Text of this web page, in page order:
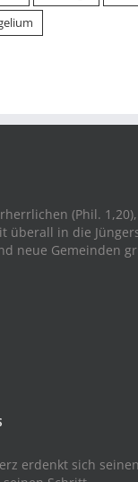
(Phil.
überall in die
neue Gemeinden
erdenkt sich